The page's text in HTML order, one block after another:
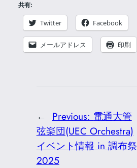
共有:
Twitter Facebook
メールアドレス 印刷
← Previous: 電通大管
弦楽団(UEC Orchestra)
イベント情報 in 調布祭
2025